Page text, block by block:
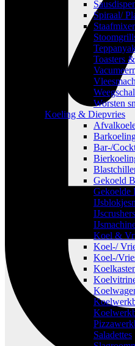
Spiraal/
Toasters
Worsten
Koeling & Diepvries
Bar-/
Gekoeld
Gekoelde
IJscrushers
Koel &
Koel-/
Koel-/
Saladettes